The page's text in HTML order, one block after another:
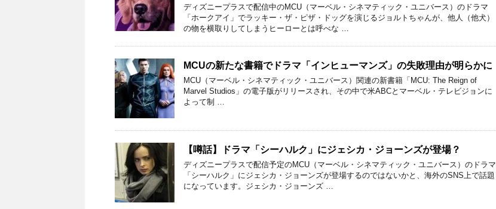
ディズニープラスで配信中のMCU（マーベル・シネマティック・ユニバース）のドラマ
「ホークアイ」でラッキー・ザ・ピザ・ドッグを演じるジョルトちゃんが、他人（他犬）
の物を横取りしてしまうヒーローとは呼べな …
MCUの新たな書籍でドラマ「インヒューマンズ」の失敗理由が明らかに
MCU（マーベル・シネマティック・ユニバース）関連の新書籍「MCU: The Reign of
Marvel Studios」の電子版がリリースされ、その中で米ABCとマーベル・テレビジョンに
よって制 …
【噂話】ドラマ「シーハルク」にジェシカ・ジョーンズが登場？
ディズニープラスで配信予定のMCU（マーベル・シネマティック・ユニバース）のドラマ
「シーハルク」にジェシカ・ジョーンズが登場するのではないかと、海外のSNS上で話題
になっています。ジェシカ・ジョーンズ …